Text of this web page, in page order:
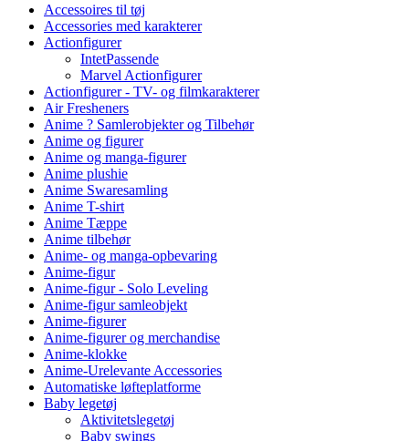
Accessoires til tøj
Accessories med karakterer
Actionfigurer
IntetPassende
Marvel Actionfigurer
Actionfigurer - TV- og filmkarakterer
Air Fresheners
Anime ? Samlerobjekter og Tilbehør
Anime og figurer
Anime og manga-figurer
Anime plushie
Anime Swaresamling
Anime T-shirt
Anime Tæppe
Anime tilbehør
Anime- og manga-opbevaring
Anime-figur
Anime-figur - Solo Leveling
Anime-figur samleobjekt
Anime-figurer
Anime-figurer og merchandise
Anime-klokke
Anime-Urelevante Accessories
Automatiske løfteplatforme
Baby legetøj
Aktivitetslegetøj
Baby swings